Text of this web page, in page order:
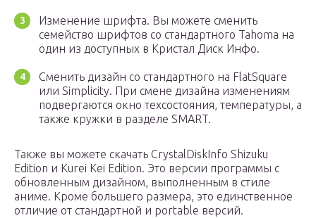
Изменение шрифта. Вы можете сменить
семейство шрифтов со стандартного Tahoma на
один из доступных в Кристал Диск Инфо.
Сменить дизайн со стандартного на FlatSquare
или Simplicity. При смене дизайна изменениям
подвергаются окно техсостояния, температуры, а
также кружки в разделе SMART.
Также вы можете скачать CrystalDiskInfo Shizuku
Edition и Kurei Kei Edition. Это версии программы с
обновленным дизайном, выполненным в стиле
аниме. Кроме большего размера, это единственное
отличие от стандартной и portable версий.